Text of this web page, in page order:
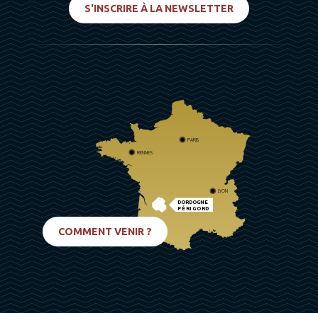
S'INSCRIRE À LA NEWSLETTER
DORDOGNE
PÉRIGORD
PARIS
RENNES
LYON
COMMENT VENIR ?